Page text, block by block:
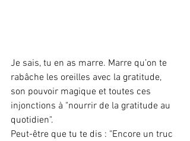
Je sais, tu en as marre. Marre qu’on te
rabâche les oreilles avec la gratitude,
son pouvoir magique et toutes ces
injonctions à "nourrir de la gratitude au
quotidien".
Peut-être que tu te dis : "Encore un truc